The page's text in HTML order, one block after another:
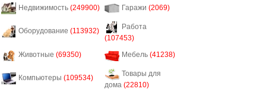
Недвижимость (249900) Гаражи (2069)
Оборудование (113932)
Работа
(107453)
Животные (69350) Мебель (41238)
Компьютеры (109534)
Товары для
дома (22810)